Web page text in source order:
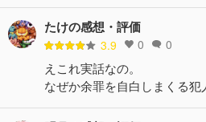
たけの感想・評価
3.9 0 0
えこれ実話なの。
なぜか余罪を自白しまくる犯